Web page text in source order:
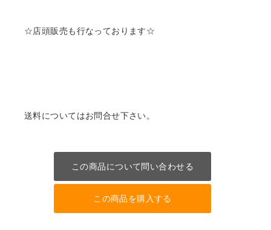
☆店頭販売も行なっております☆
送料についてはお問合せ下さい。
この商品について問い合わせる
この商品を購入する